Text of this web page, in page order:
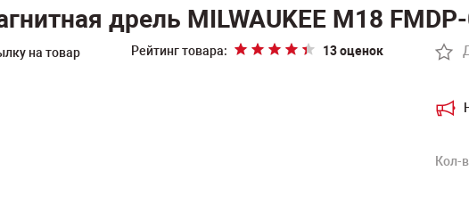
дрель MILWAUKEE M18
Рейтинг товара: 13 оценок
Кол-